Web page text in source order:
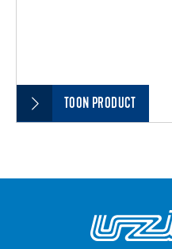
TOON PRODUCT